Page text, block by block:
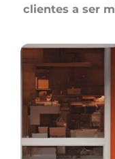
clientes a ser